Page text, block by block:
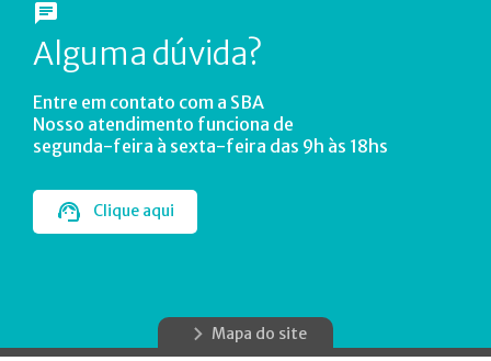
Alguma dúvida?
Entre em contato com a SBA
Nosso atendimento funciona de
segunda-feira à sexta-feira das 9h às 18hs
Clique aqui
Mapa do site